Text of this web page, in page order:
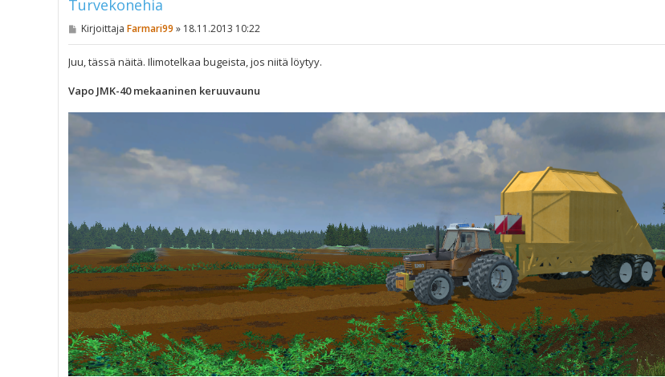
Turvekonehia
V
s
Kirjoittaja Farmari99 » 18.11.2013 10:22
Juu, tässä näitä. Ilimotelkaa bugeista, jos niitä löytyy.
Vapo JMK-40 mekaaninen keruuvaunu